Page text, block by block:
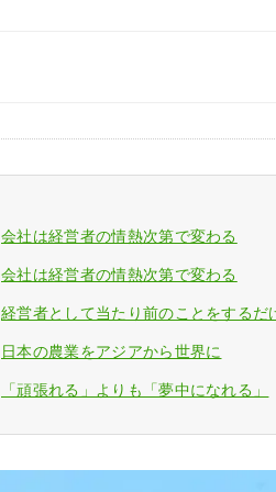
会社は経営者の情熱次第で変わる
会社は経営者の情熱次第で変わる
経営者として当たり前のことをするだ
日本の農業をアジアから世界に
「頑張れる」よりも「夢中になれる」